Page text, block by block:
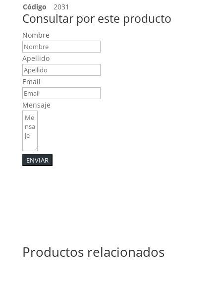
Código
2031
Consultar por este producto
Nombre
Apellido
Email
Mensaje
ENVIAR
Productos relacionados